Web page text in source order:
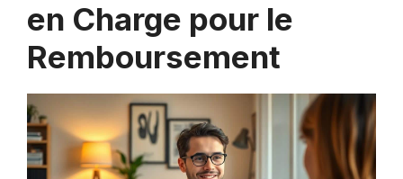
en Charge pour le
Remboursement